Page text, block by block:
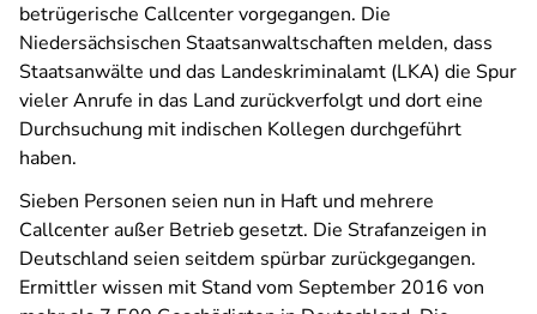
betrügerische Callcenter vorgegangen. Die
Niedersächsischen Staatsanwaltschaften melden, dass
Staatsanwälte und das Landeskriminalamt (LKA) die Spur
vieler Anrufe in das Land zurückverfolgt und dort eine
Durchsuchung mit indischen Kollegen durchgeführt
haben.
Sieben Personen seien nun in Haft und mehrere
Callcenter außer Betrieb gesetzt. Die Strafanzeigen in
Deutschland seien seitdem spürbar zurückgegangen.
Ermittler wissen mit Stand vom September 2016 von